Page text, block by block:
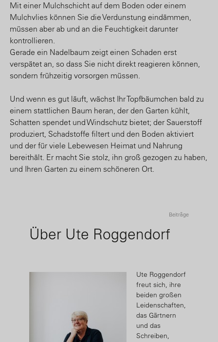
Mit einer Mulchschicht auf dem Boden oder einem
Mulchvlies können Sie die Verdunstung eindämmen,
müssen aber ab und an die Feuchtigkeit darunter
kontrollieren.
Gerade ein Nadelbaum zeigt einen Schaden erst
verspätet an, so dass Sie nicht direkt reagieren können,
sondern frühzeitig vorsorgen müssen.
Und wenn es gut läuft, wächst Ihr Topfbäumchen bald zu
einem stattlichen Baum heran, der den Garten kühlt,
Schatten spendet und Windschutz bietet; der Sauerstoff
produziert, Schadstoffe filtert und den Boden aktiviert
und der für viele Lebewesen Heimat und Nahrung
bereithält. Er macht Sie stolz, ihn groß gezogen zu haben,
und Ihren Garten zu einem schöneren Ort.
Beiträge
Über Ute Roggendorf
Ute Roggendorf
freut sich, ihre
beiden großen
Leidenschaften,
das Gärtnern
und das
Schreiben,